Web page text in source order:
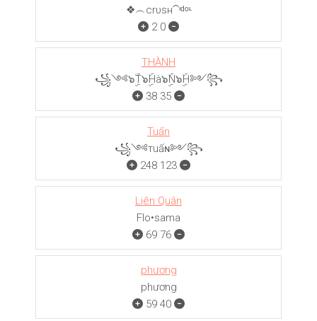
❖︵crυѕн⁀ᶦᵈᵒᶫ
2 0
THÀNH
꧁༺๖ۣۜT๖ۣۜHà๖ۣۜN๖ۣۜH༻꧂
38 35
Tuấn
꧁༺тuấɴ༻꧂
248 123
Liên Quân
Flo•sama
69 76
phương
phương
59 40